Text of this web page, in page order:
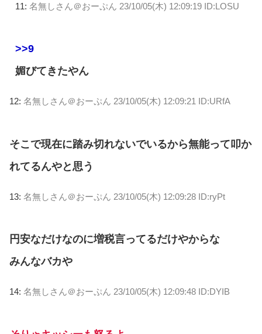
11: 名無しさん＠おーぷん 23/10/05(木) 12:09:19 ID:LOSU
>>9
媚びてきたやん
12: 名無しさん＠おーぷん 23/10/05(木) 12:09:21 ID:URfA
そこで現在に踏み切れないでいるから無能って叩か
れてるんやと思う
13: 名無しさん＠おーぷん 23/10/05(木) 12:09:28 ID:ryPt
円安なだけなのに増税言ってるだけやからな
みんなバカや
14: 名無しさん＠おーぷん 23/10/05(木) 12:09:48 ID:DYIB